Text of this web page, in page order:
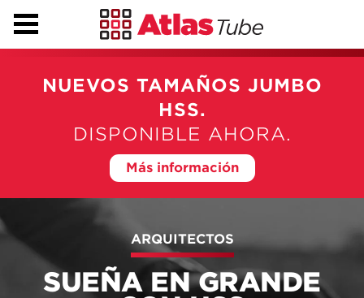
NUEVOS TAMAÑOS JUMBO
HSS.
DISPONIBLE AHORA.
Más información
ARQUITECTOS
SUEÑA EN GRANDE